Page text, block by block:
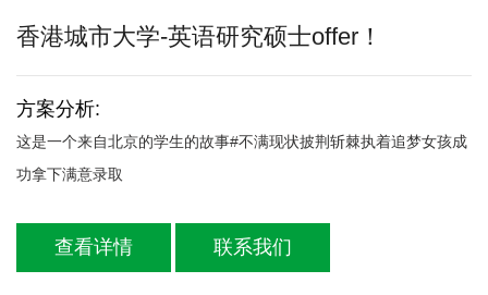
香港城市大学-英语研究硕士offer！
方案分析:
这是一个来自北京的学生的故事#不满现状披荆斩棘执着追梦女孩成
功拿下满意录取
查看详情 联系我们